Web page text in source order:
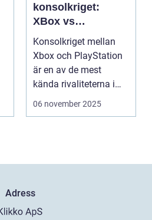
konsolkriget:
XBox vs
PlayStation
Konsolkriget mellan
Xbox och PlayStation
är en av de mest
kända rivaliteterna i
spelvä...
06 november 2025
Adress